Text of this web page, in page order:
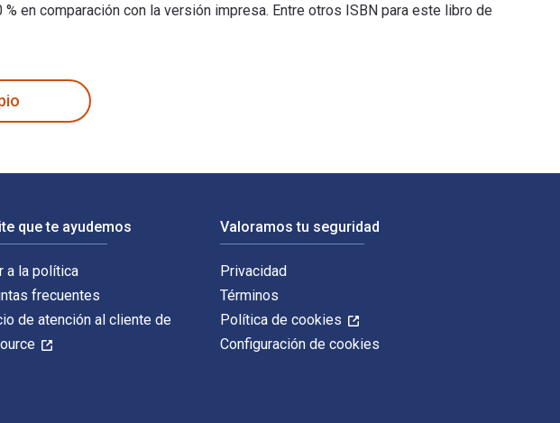
en comparación con la versión impresa. Entre otros ISBN para este libro de
que te ayudemos
a la política
frecuentes
de atención al cliente de
Valoramos tu seguridad
Privacidad
Términos
Política de cookies
Configuración de cookies